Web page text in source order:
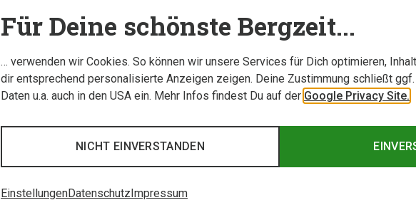
Für Deine schönste Bergzeit...
… verwenden wir Cookies. So können wir unsere Services für Dich optimieren,
dir entsprechend personalisierte Anzeigen zeigen. Deine Zustimmung schließt
Daten u.a. auch in den USA ein. Mehr Infos findest Du auf der Google Privacy Site.
NICHT EINVERSTANDEN
EinstellungenDatenschutz Impressum